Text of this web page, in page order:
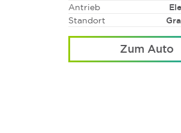
Antrieb
Standort
Zum Auto